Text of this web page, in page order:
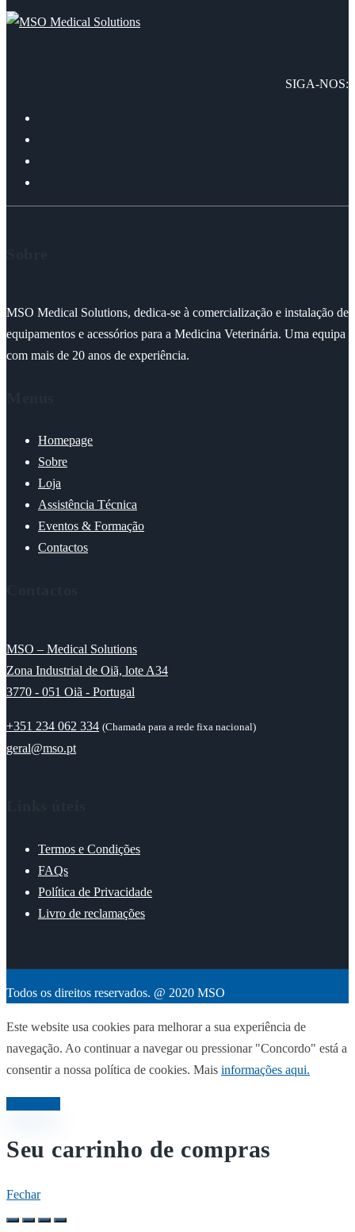
SIGA-NOS:
MSO Medical Solutions, dedica-se à comercialização e instalação de
equipamentos e acessórios para a Medicina Veterinária. Uma equipa
com mais de 20 anos de experiência.
Homepage
Sobre
Loja
Assistência Técnica
Eventos & Formação
Contactos
MSO – Medical Solutions
Zona Industrial de Oiã, lote A34
3770 - 051 Oiã - Portugal
+351 234 062 334 (Chamada para a rede fixa nacional)
geral@mso.pt
Termos e Condições
FAQs
Política de Privacidade
Livro de reclamações
Todos os direitos reservados. @ 2020 MSO
Este website usa cookies para melhorar a sua experiência de
navegação. Ao continuar a navegar ou pressionar "Concordo" está a
consentir a nossa política de cookies. Mais informações aqui.
Seu carrinho de compras
Fechar